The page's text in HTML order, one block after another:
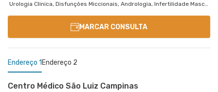
Urologia Clinica, Disfunções Miccionais, Andrologia, Infertilidade Masculina
MARCAR CONSULTA
Endereço 1 Endereço 2
Centro Médico São Luiz Campinas